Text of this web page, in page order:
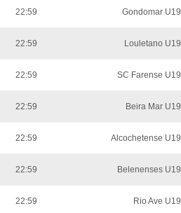
22:59 Gondomar U19
22:59 Louletano U19
22:59 SC Farense U19
22:59 Beira Mar U19
22:59 Alcochetense U19
22:59 Belenenses U19
22:59 Rio Ave U19